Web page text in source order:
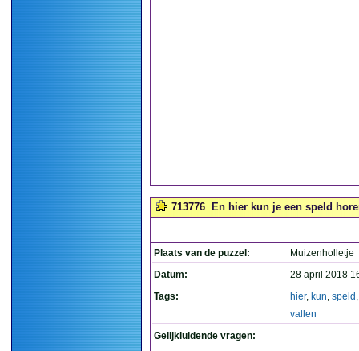
713776 En hier kun je een speld
Plaats van de puzzel:
Muizenholletje
Datum:
28 april 2018
Tags:
hier, kun, speld
vallen
Gelijkluidende vragen: